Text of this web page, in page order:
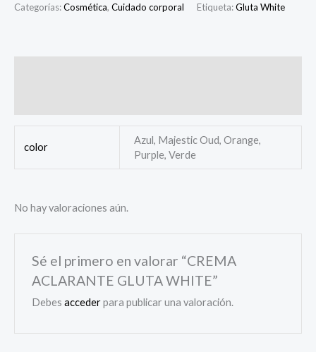
Categorías:Cosmética, Cuidado corporal Etiqueta:Gluta White
color
Azul, Majestic Oud, Orange,
Purple, Verde
No hay valoraciones aún.
Sé el primero en valorar “CREMA
ACLARANTE GLUTA WHITE”
Debesaccederpara publicar una valoración.